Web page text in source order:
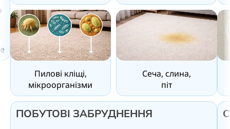
Пилові кліщі,
мікроорганізми
Сеча, слина,
піт
ПОБУТОВІ ЗАБРУДНЕННЯ